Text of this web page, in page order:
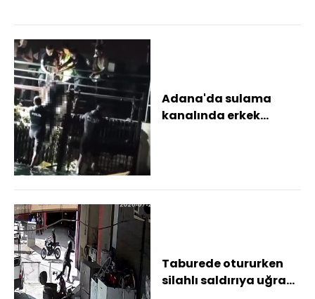
Adana'da sulama
kanalında erkek
Taburede otururken
silahlı saldırıya uğradı: